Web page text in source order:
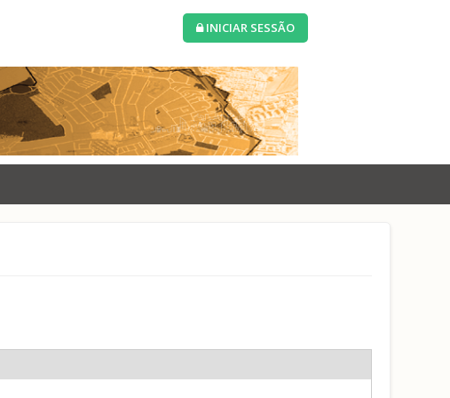
INICIAR SESSÃO